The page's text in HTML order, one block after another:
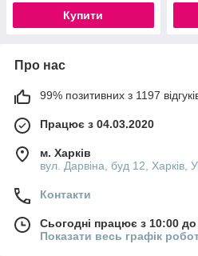
Купити
Про нас
99% позитивних з 1197
Працює з 04.03.2020
м. Харків
вул. Дарвіна, буд 12, Харків,
Контакти
Сьогодні працює з 10:00
Показати весь графік